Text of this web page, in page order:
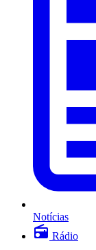
Notícias
Rádio